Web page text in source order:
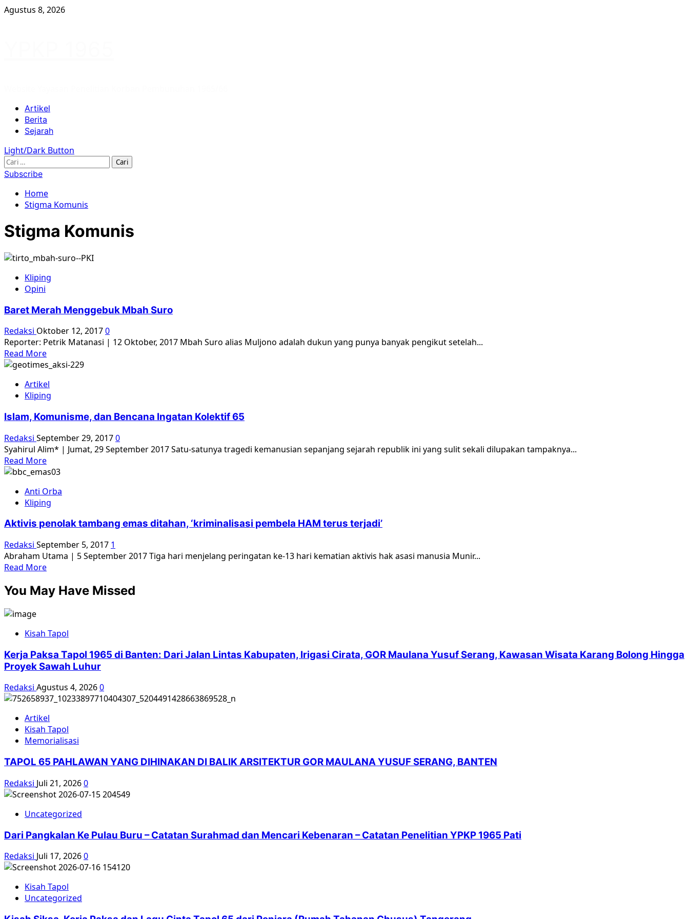
Skip
Agustus 8, 2026
Primary
Menu
Artikel
Berita
Sejarah
Light/Dark Button
Cari
untuk:
Subscribe
Home
Stigma Komunis
Stigma Komunis
Kliping
Opini
Baret Merah Menggebuk Mbah Suro
Redaksi Oktober 12, 20170
Reporter: Petrik Matanasi | 12 Oktober, 2017 Mbah Suro alias Muljono adalah dukun yang punya banyak pengikut setelah...
Read MoreRead
more
Baret
Merah
Mbah
Artikel
Kliping
Islam, Komunisme, dan Bencana Ingatan Kolektif 65
Redaksi September 29, 20170
Syahirul Alim* | Jumat, 29 September 2017 Satu-satunya tragedi kemanusian sepanjang sejarah republik ini yang sulit sekali dilupakan tampaknya...
Read MoreRead
more
Islam,
Komunisme,
Bencana
Ingatan
Kolektif
65
Anti Orba
Kliping
Aktivis penolak tambang emas ditahan, ‘kriminalisasi pembela HAM terus terjadi’
Redaksi September 5, 2017 1
Abraham Utama | 5 September 2017 Tiga hari menjelang peringatan ke-13 hari kematian aktivis hak asasi manusia Munir...
Read MoreRead
about
Aktivis
emas
‘kriminalisasi
pembela
terus
terjadi’
You May Have Missed
Kisah Tapol
Kerja Paksa Tapol 1965 di Banten: Dari Jalan Lintas Kabupaten, Irigasi Cirata, GOR Maulana Yusuf Serang, Kawasan Wisata Karang Bolong Hingga
Proyek Sawah Luhur
Redaksi Agustus 4, 20260
Artikel
Kisah Tapol
Memorialisasi
TAPOL 65 PAHLAWAN YANG DIHINAKAN DI BALIK ARSITEKTUR GOR MAULANA YUSUF SERANG, BANTEN
Redaksi Juli 21, 20260
Uncategorized
Dari Pangkalan Ke Pulau Buru – Catatan Surahmad dan Mencari Kebenaran – Catatan Penelitian YPKP 1965 Pati
Redaksi Juli 17, 20260
Kisah Tapol
Uncategorized